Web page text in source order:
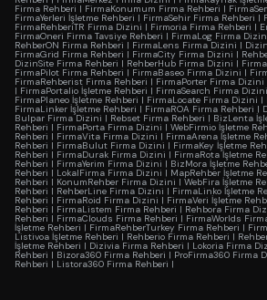
Firma Rehberi | FirmaKonumum Firma Rehberi |
FirmaYerleri İşletme Rehberi | FirmaSehir Firma Rehberi |
FirmaRehberiTR Firma Dizini | Firmoria Firma Rehberi |
FirmaOneri Firma Tavsiye Rehberi | FirmaLog Firma
RehberON Firma Rehberi | FirmaLens Firma Dizini |
FirmaGrid Firma Rehberi | FirmaCity Firma Dizini |
DizinSite Firma Rehberi | RehberHub Firma Dizini |
FirmaPilot Firma Rehberi | FirmaBaseo Firma Dizini |
FirmaRehberist Firma Rehberi | FirmaPorter Firma Dizini
| FirmaPortalio İşletme Rehberi | FirmaSearch Firma Dizini
FirmaPlaneo İşletme Rehberi | FirmaLocate Firma Dizini |
FirmaLinker İşletme Rehberi | FirmaROA Firma Rehberi |
Bulpar Firma Dizini | Rebset Firma Rehberi | BizLenta
Rehberi | FirmaPorta Firma Dizini | WebFirmio İşletme
Rehberi | FirmaVita Firma Dizini | FirmaArena İşletme
Rehberi | FirmaBulut Firma Dizini | FirmaKey İşletme
Rehberi | FirmaDurak Firma Dizini | FirmaRota İşletme
Rehberi | FirmaYerim Firma Dizini | BizMora İşletme
Rehberi | LokalFirma Firma Dizini | MapRehber İşletme
Rehberi | KonumRehber Firma Dizini | WebFira İşletme
Rehberi | RehberLine Firma Dizini | FirmaLinko İşletme
Rehberi | FirmaRoid Firma Dizini | FirmaVeri İşletme
Rehberi | FirmaListem Firma Rehberi | Rehbora Firma
Rehberi | FirmaClouds Firma Rehberi | FirmaWorlds
İşletme Rehberi | FirmaRehberTurkey Firma Rehberi |
Listivoa İşletme Rehberi | Rehberio Firma Rehberi |
İşletme Rehberi | Dizivia Firma Rehberi | Lokoria Firma
Rehberi | Bizora360 Firma Rehberi | ProFirma360 Firma
Rehberi | Listora360 Firma Rehberi |